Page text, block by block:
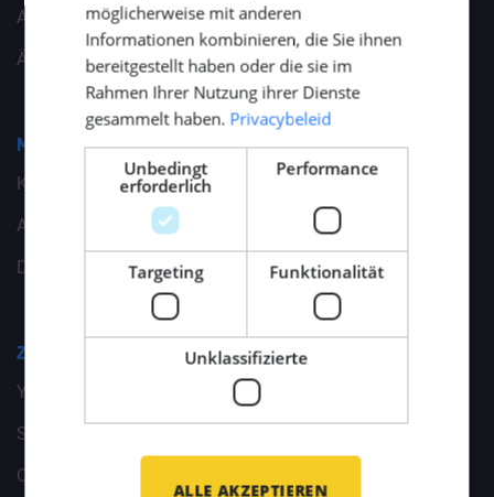
Allgemeine Geschäftsbedingungen
Ändern Sie Ihre Cookie-Einstellungen
Middle Point
Kontakt
Allgemeine Angaben
Dokumente
Zweigstellen
Yachtbau
Schiffbau
Offshore Energie
möglicherweise mit anderen
Informationen kombinieren, die Sie ihnen
bereitgestellt haben oder die sie im
Rahmen Ihrer Nutzung ihrer Dienste
gesammelt haben. Privacybeleid
Unbedingt
erforderlich
Performance
Targeting Funktionalität
Unklassifizierte
ALLE AKZEPTIEREN